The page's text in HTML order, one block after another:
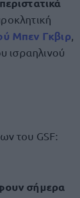
Μπεν Γκβιρ
ισραηλινού
του GSF:
σήμερα